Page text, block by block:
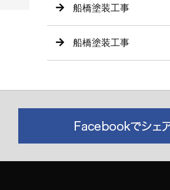
船橋塗装工事
船橋塗装工事